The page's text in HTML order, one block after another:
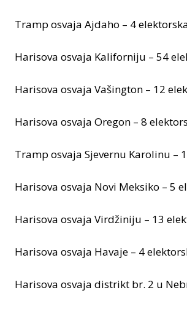
Tramp osvaja Ajdaho – 4
Harisova osvaja Kaliforniju – 54
Harisova osvaja Vašington – 12
Harisova osvaja Oregon – 8
Tramp osvaja Sjevernu Karolinu –
Harisova osvaja Novi Meksiko – 5
Harisova osvaja Virdžiniju – 13
Harisova osvaja Havaje – 4
Harisova osvaja distrikt br. 2 u